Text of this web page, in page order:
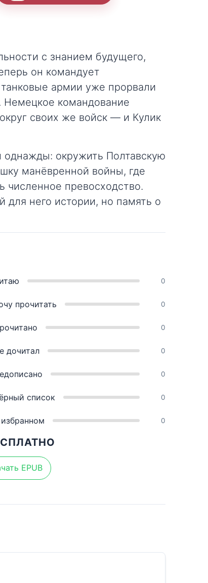
с знанием будущего,
он командует
армии уже прорвали
Немецкое командование
своих же войск — и Кулик
однажды: окружить Полтавскую
манёвренной войны, где
превосходство.
него истории, но память о
0
прочитать 0
0
дочитал 0
0
список 0
0
EPUB